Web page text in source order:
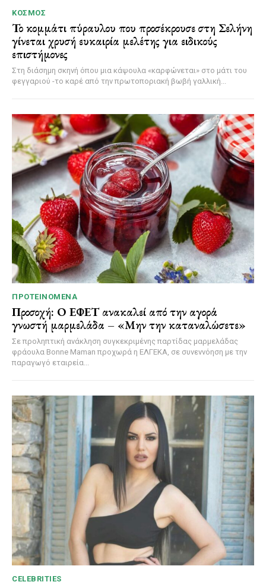
ΚΌΣΜΟΣ
Το κομμάτι πύραυλου που προσέκρουσε στη Σελήνη
γίνεται χρυσή ευκαιρία μελέτης για ειδικούς
επιστήμονες
Στη διάσημη σκηνή όπου μια κάψουλα «καρφώνεται» στο μάτι του
φεγγαριού -το καρέ από την πρωτοποριακή βωβή γαλλική...
ΠΡΟΤΕΙΝΌΜΕΝΑ
Προσοχή: Ο ΕΦΕΤ ανακαλεί από την αγορά
γνωστή μαρμελάδα – «Μην την καταναλώσετε»
Σε προληπτική ανάκληση συγκεκριμένης παρτίδας μαρμελάδας
φράουλα Bonne Maman προχωρά η ΕΛΓΕΚΑ, σε συνεννόηση με την
παραγωγό εταιρεία...
CELEBRITIES